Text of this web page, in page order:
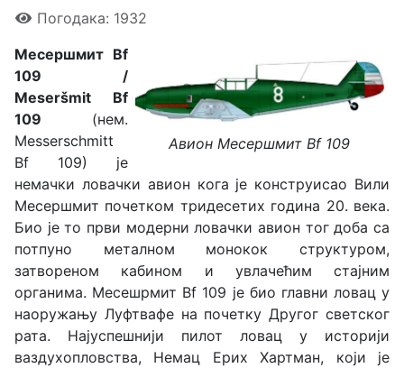
Погодака: 1932
Авион Месершмит Bf 109
Месершмит Bf
109 /
Meseršmit Bf
109 (нем.
Messerschmitt
Bf 109) је
немачки ловачки авион кога је конструисао Вили
Месершмит почетком тридесетих година 20. века.
Био је то први модерни ловачки авион тог доба са
потпуно металном монокок структуром,
затвореном кабином и увлачећим стајним
органима. Месешрмит Bf 109 је био главни ловац у
наоружању Луфтвафе на почетку Другог светског
рата. Најуспешнији пилот ловац у историји
ваздухопловства, Немац Ерих Хартман, који је